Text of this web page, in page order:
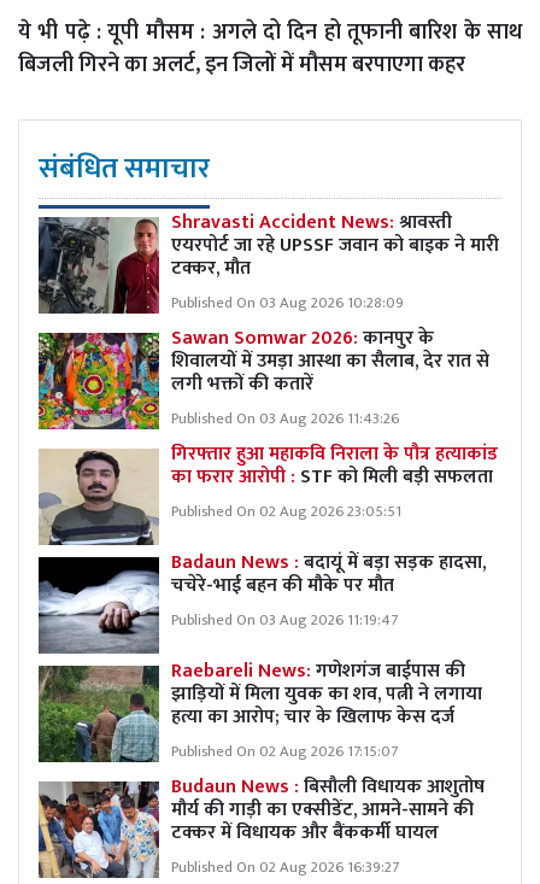
ये भी पढ़े :यूपी मौसम : अगले दो दिन हो तूफानी बारिश के साथ
बिजली गिरने का अलर्ट, इन जिलों में मौसम बरपाएगा कहर
संबंधित समाचार
Shravasti Accident News:श्रावस्ती
एयरपोर्ट जा रहे UPSSF जवान को बाइक ने मारी
टक्कर, मौत
Published On 03 Aug 2026 10:28:09
Sawan Somwar 2026:कानपुर के
शिवालयों में उमड़ा आस्था का सैलाब, देर रात से
लगी भक्तों की कतारें
Published On 03 Aug 2026 11:43:26
गिरफ्तार हुआ महाकवि निराला के पौत्र हत्याकांड
का फरार आरोपी : STF को मिली बड़ी सफलता
Published On 02 Aug 2026 23:05:51
Badaun News :बदायूं में बड़ा सड़क हादसा,
चचेरे-भाई बहन की मौके पर मौत
Published On 03 Aug 2026 11:19:47
Raebareli News:गणेशगंज बाईपास की
झाड़ियों में मिला युवक का शव, पत्नी ने लगाया
हत्या का आरोप; चार के खिलाफ केस दर्ज
Published On 02 Aug 2026 17:15:07
Budaun News :बिसौली विधायक आशुतोष
मौर्य की गाड़ी का एक्सीडेंट, आमने-सामने की
टक्कर में विधायक और बैंककर्मी घायल
Published On 02 Aug 2026 16:39:27